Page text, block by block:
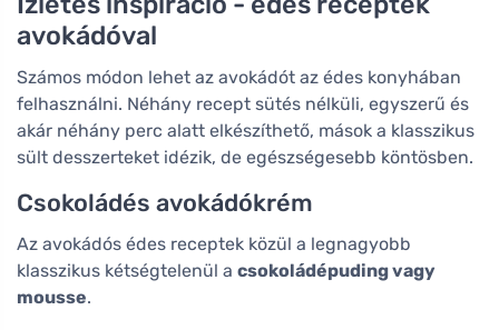
avokádóval
Számos módon lehet az avokádót az édes konyhában
felhasználni. Néhány recept sütés nélküli, egyszerű és
akár néhány perc alatt elkészíthető, mások a klasszikus
sült desszerteket idézik, de egészségesebb köntösben.
Csokoládés avokádókrém
Az avokádós édes receptek közül a legnagyobb
klasszikus kétségtelenül a csokoládépuding vagy
mousse.